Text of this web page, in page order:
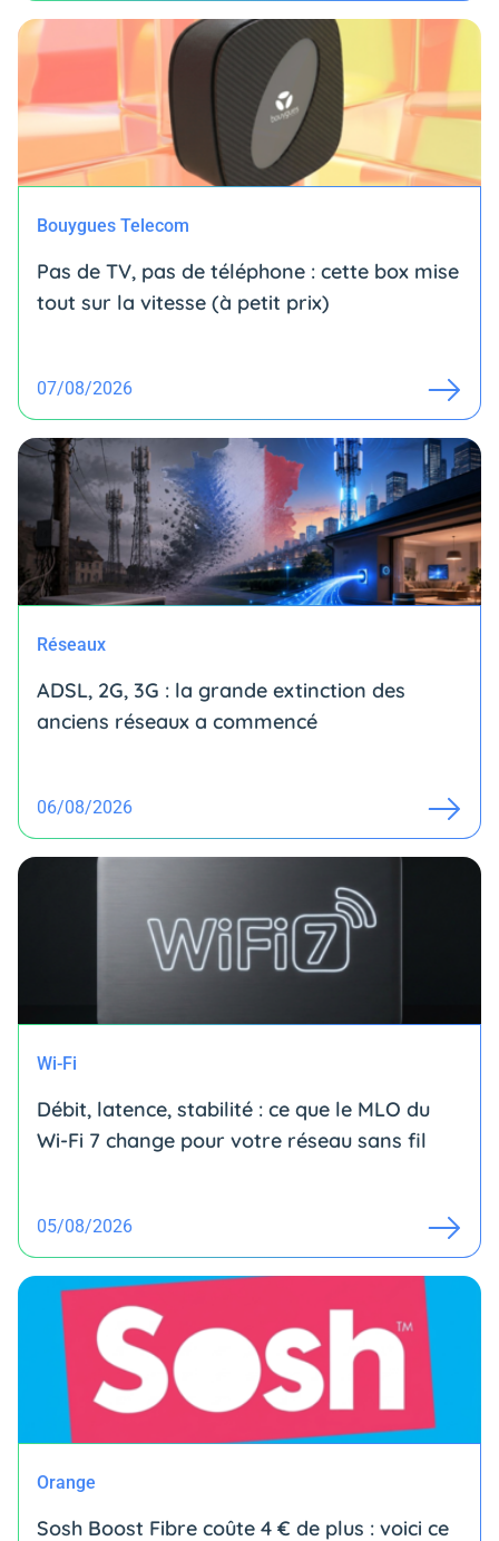
Bouygues Telecom
Pas de TV, pas de téléphone : cette box mise
tout sur la vitesse (à petit prix)
07/08/2026
Réseaux
ADSL, 2G, 3G : la grande extinction des
anciens réseaux a commencé
06/08/2026
Wi-Fi
Débit, latence, stabilité : ce que le MLO du
Wi-Fi 7 change pour votre réseau sans fil
05/08/2026
Orange
Sosh Boost Fibre coûte 4 € de plus : voici ce